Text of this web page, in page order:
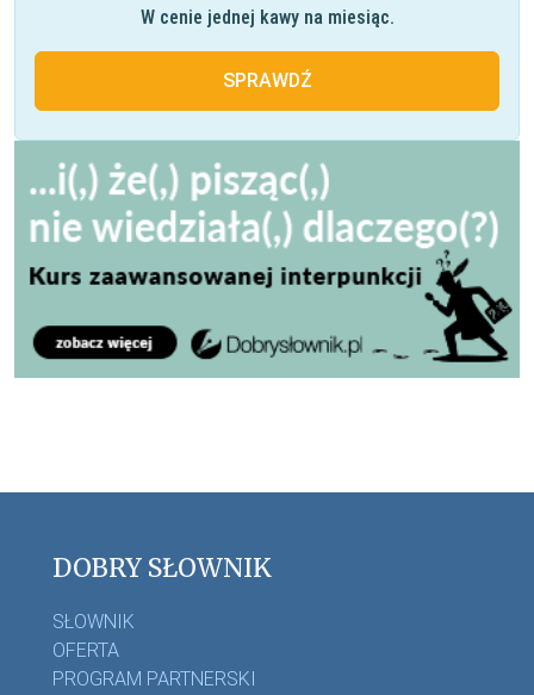
W cenie jednej kawy na miesiąc.
SPRAWDŹ
DOBRY SŁOWNIK
SŁOWNIK
OFERTA
PROGRAM PARTNERSKI